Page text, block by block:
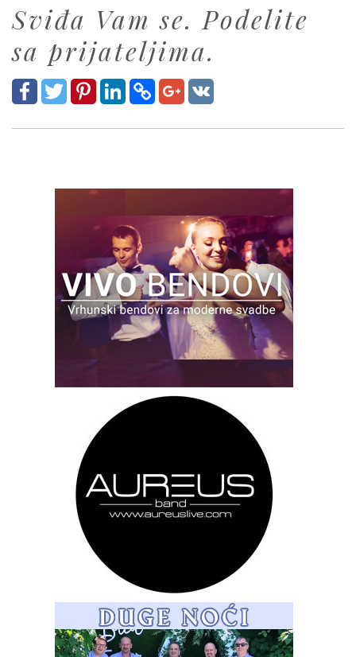
Sviđa Vam se. Podelite
sa prijateljima.